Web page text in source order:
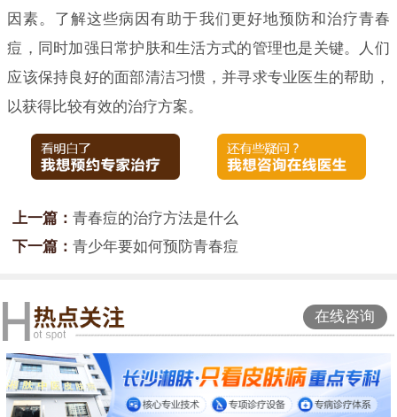
因素。了解这些病因有助于我们更好地预防和治疗青春
痘，同时加强日常护肤和生活方式的管理也是关键。人们
应该保持良好的面部清洁习惯，并寻求专业医生的帮助，
以获得比较有效的治疗方案。
上一篇： 青春痘的治疗方法是什么
下一篇： 青少年要如何预防青春痘
在线咨询